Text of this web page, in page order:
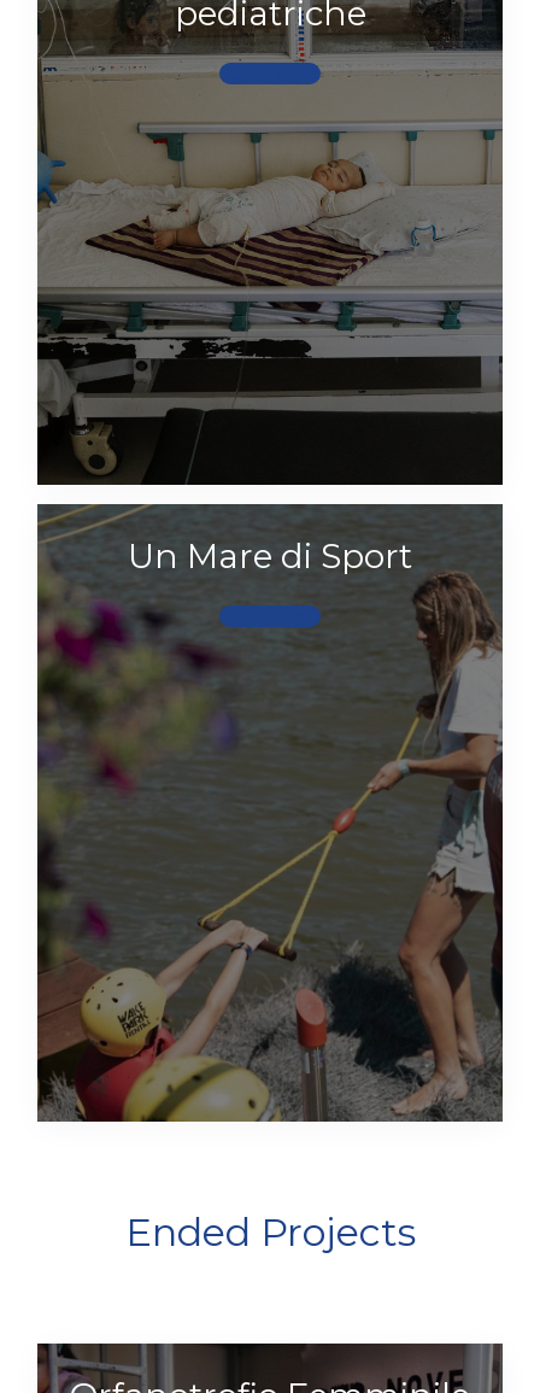
pediatriche
Scopri di più
Un Mare di Sport
Scopri di più
Ended Projects